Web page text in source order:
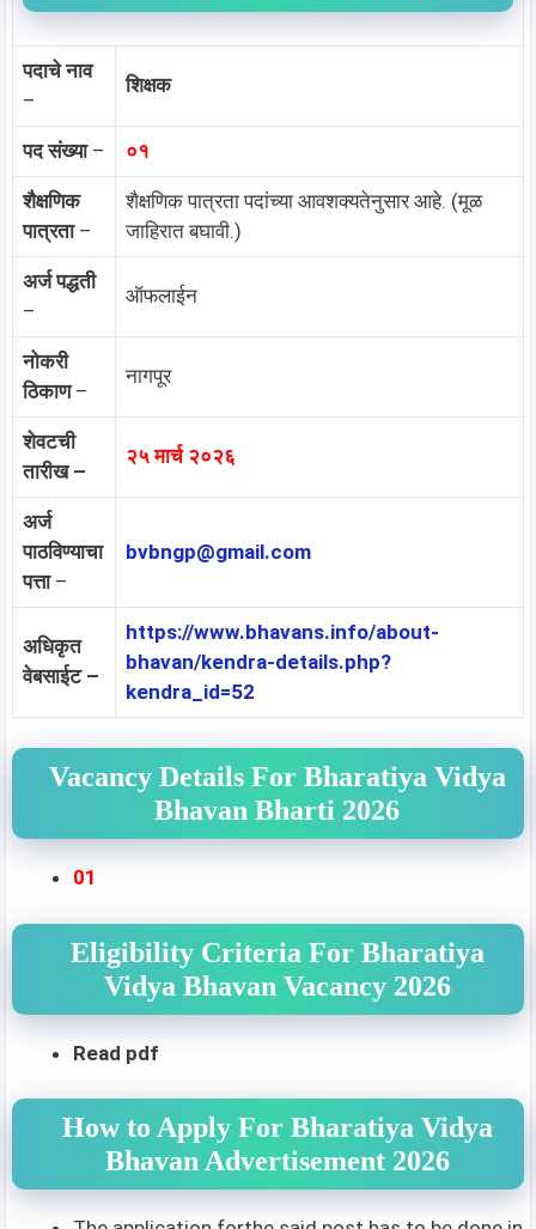
पदाचे नाव
–
शिक्षक
पद संख्या– ०१
शैक्षणिक
पात्रता–
शैक्षणिक पात्रता पदांच्या आवशक्यतेनुसार आहे. (मूळ
जाहिरात बघावी.)
अर्ज पद्धती
–
ऑफलाईन
नोकरी
ठिकाण–
नागपूर
शेवटची
तारीख –
२५ मार्च २०२६
अर्ज
पाठविण्याचा
पत्ता–
bvbngp@gmail.com
अधिकृत
वेबसाईट –
https://www.bhavans.info/about-
bhavan/kendra-details.php?
kendra_id=52
Vacancy Details For Bharatiya Vidya
Bhavan Bharti 2026
01
Eligibility Criteria For Bharatiya
Vidya Bhavan Vacancy 2026
Read pdf
How to Apply For Bharatiya Vidya
Bhavan Advertisement 2026